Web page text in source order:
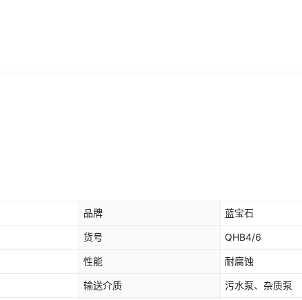
品牌 蓝宝石
货号 QHB4/6
性能 耐腐蚀
输送介质 污水泵、杂质泵